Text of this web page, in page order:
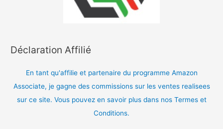
Déclaration Affilié
En tant qu'affilie et partenaire du programme Amazon
Associate, je gagne des commissions sur les ventes realisees
sur ce site. Vous pouvez en savoir plus dans nos Termes et
Conditions.